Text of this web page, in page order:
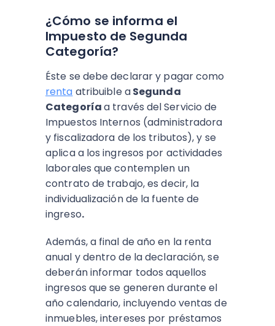
¿Cómo se informa el
Impuesto de Segunda
Categoría?
Éste se debe declarar y pagar como
renta atribuible aSegunda
Categoríaa través del Servicio de
Impuestos Internos (administradora
y fiscalizadora de los tributos), y se
aplica a los ingresos por actividades
laborales que contemplen un
contrato de trabajo, es decir, la
individualización de la fuente de
ingreso.
Además, a final de año en la renta
anual y dentro de la declaración, se
deberán informar todos aquellos
ingresos que se generen durante el
año calendario, incluyendo ventas de
inmuebles, intereses por préstamos